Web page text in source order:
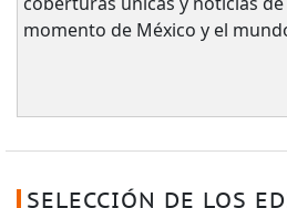
momento de México y el
SELECCIÓN DE LOS